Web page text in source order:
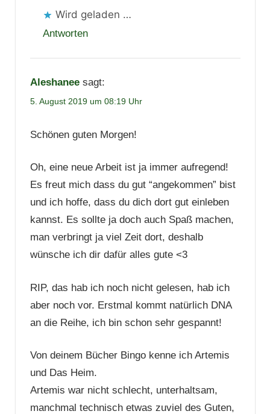
Wird geladen …
Antworten
Aleshanee sagt:
5. August 2019 um 08:19 Uhr
Schönen guten Morgen!
Oh, eine neue Arbeit ist ja immer aufregend!
Es freut mich dass du gut “angekommen” bist
und ich hoffe, dass du dich dort gut einleben
kannst. Es sollte ja doch auch Spaß machen,
man verbringt ja viel Zeit dort, deshalb
wünsche ich dir dafür alles gute <3
RIP, das hab ich noch nicht gelesen, hab ich
aber noch vor. Erstmal kommt natürlich DNA
an die Reihe, ich bin schon sehr gespannt!
Von deinem Bücher Bingo kenne ich Artemis
und Das Heim.
Artemis war nicht schlecht, unterhaltsam,
manchmal technisch etwas zuviel des Guten,